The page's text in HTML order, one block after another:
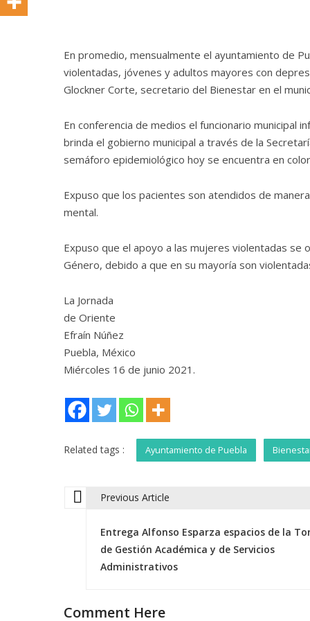
En promedio, mensualmente el ayuntamiento de
violentadas, jóvenes y adultos mayores con
Glockner Corte, secretario del Bienestar en el
En conferencia de medios el funcionario municipal
brinda el gobierno municipal a través de la
semáforo epidemiológico hoy se encuentra en
Expuso que los pacientes son atendidos de
mental.
Expuso que el apoyo a las mujeres violentadas se
Género, debido a que en su mayoría son
La Jornada
de Oriente
Efraín Núñez
Puebla, México
Miércoles 16 de junio 2021.
Related tags : Ayuntamiento de Puebla
Previous Article
Entrega Alfonso Esparza espacios de la
de Gestión Académica y de Servicios
Administrativos
Comment Here